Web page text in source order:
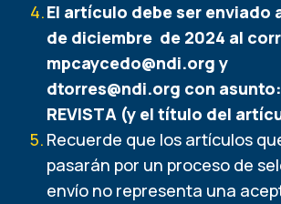
El artículo debe ser enviado
de diciembre de 2024 al
mpcaycedo@ndi.org y
dtorres@ndi.org con
REVISTA (y el título del
Recuerde que los artículos
pasarán por un proceso de
envío no representa una